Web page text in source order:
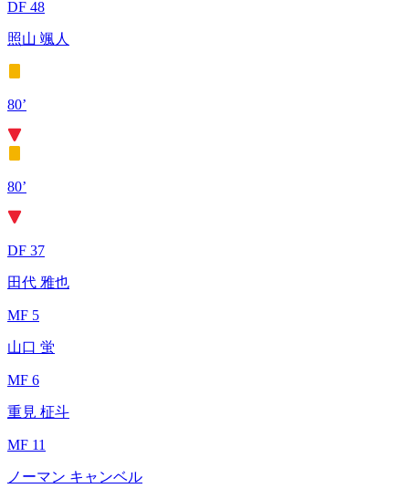
DF 48
照山 颯人
80’
80’
DF 37
田代 雅也
MF 5
山口 蛍
MF 6
重見 柾斗
MF 11
ノーマン キャンベル